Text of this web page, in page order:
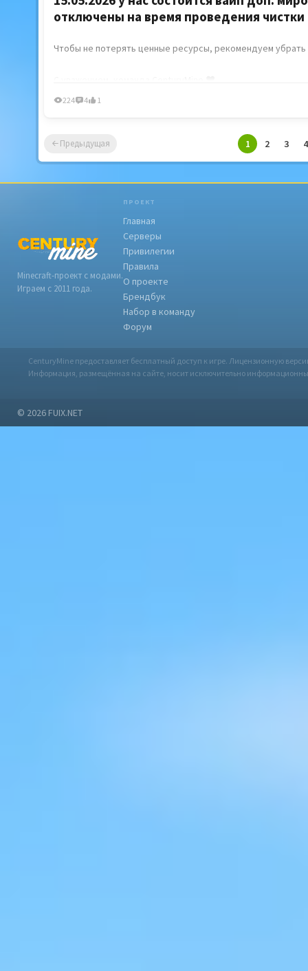
отключены на время проведения
Чтобы не потерять ценные ресурсы, рекомендуем
224 4 1
Предыдущая 1 2 3 4
Minecraft-проект с модами.
Играем с 2011 года.
ПРОЕКТ
Главная
Серверы
Привилегии
Правила
О проекте
Брендбук
Набор в команду
Форум
CenturyMine предоставляет бесплатный доступ к игре. Лицензионную
Информация, размещённая на сайте, носит исключительно
© 2026 FUIX.NET